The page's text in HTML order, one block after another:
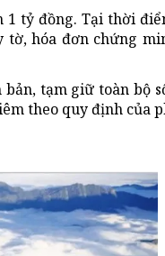
tỷ đồng. Tại thời
hóa đơn chứng
tạm giữ toàn bộ
theo quy định của